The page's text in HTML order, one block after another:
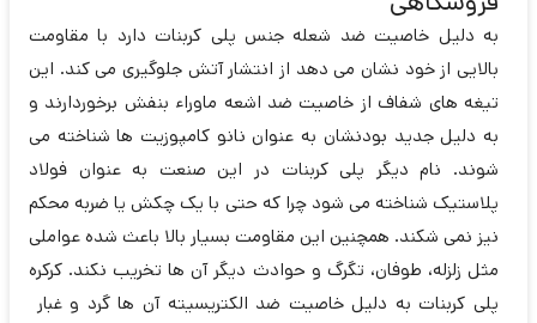
به دلیل خاصیت ضد شعله جنس پلی کربنات دارد با مقاومت
بالایی از خود نشان می دهد از انتشار آتش جلوگیری می کند. این
تیغه های شفاف از خاصیت ضد اشعه ماوراء بنفش برخوردارند و
به دلیل جدید بودنشان به عنوان نانو کامپوزیت ها شناخته می
شوند. نام دیگر پلی کربنات در این صنعت به عنوان فولاد
پلاستیک شناخته می شود چرا که حتی با یک چکش یا ضربه محکم
نیز نمی شکند. همچنین این مقاومت بسیار بالا باعث شده عواملی
مثل زلزله، طوفان، تگرگ و حوادث دیگر آن ها تخریب نکند. کرکره
پلی کربنات به دلیل خاصیت ضد الکتریسیته آن ها گرد و غبار